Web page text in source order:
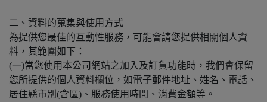
二、資料的蒐集與使用方式
為提供您最佳的互動性服務，可能會請您提供相關個人資
料，其範圍如下：
(一)當您使用本公司網站之加入及訂貨功能時，我們會保留
您所提供的個人資料欄位，如電子郵件地址、姓名、電話、
居住縣市別(含區)、服務使用時間、消費金額等。